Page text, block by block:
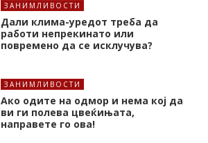
ЗАНИМЛИВОСТИ
Дали клима-уредот треба да
работи непрекинато или
повремено да се исклучува?
ЗАНИМЛИВОСТИ
Ако одите на одмор и нема кој да
ви ги полева цвеќињата,
направете го ова!